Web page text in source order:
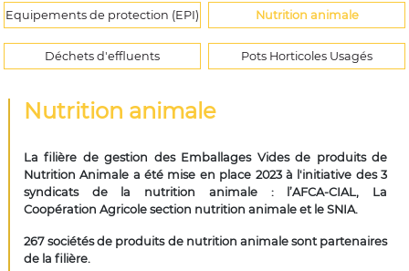
Equipements de protection (EPI) Nutrition animale
Déchets d'effluents Pots Horticoles Usagés
Nutrition animale
La filière de gestion des Emballages Vides de produits de
Nutrition Animale a été mise en place 2023 à l'initiative des 3
syndicats de la nutrition animale : l’AFCA-CIAL, La
Coopération Agricole section nutrition animale et le SNIA.
267 sociétés de produits de nutrition animale sont partenaires
de la filière.